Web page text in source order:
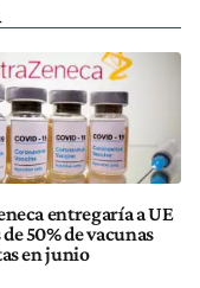
entregaría a UE
50% de vacunas
en junio